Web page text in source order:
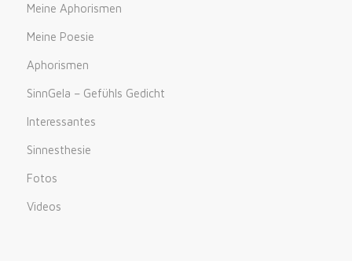
Meine Aphorismen
Meine Poesie
Aphorismen
SinnGela – Gefühls Gedicht
Interessantes
Sinnesthesie
Fotos
Videos